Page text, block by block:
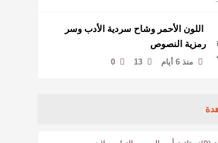
​ اللون الأحمر وشاح سردية الأدب وسر
رمزية النصوص
منذ 6 أيام 13
0